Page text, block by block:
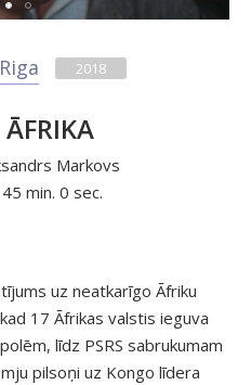
2018
Markovs
45 min. 0 sec.
uz neatkarīgo Āfriku
17 Āfrikas valstis ieguva
līdz PSRS sabrukumam
pilsoņi uz Kongo līdera